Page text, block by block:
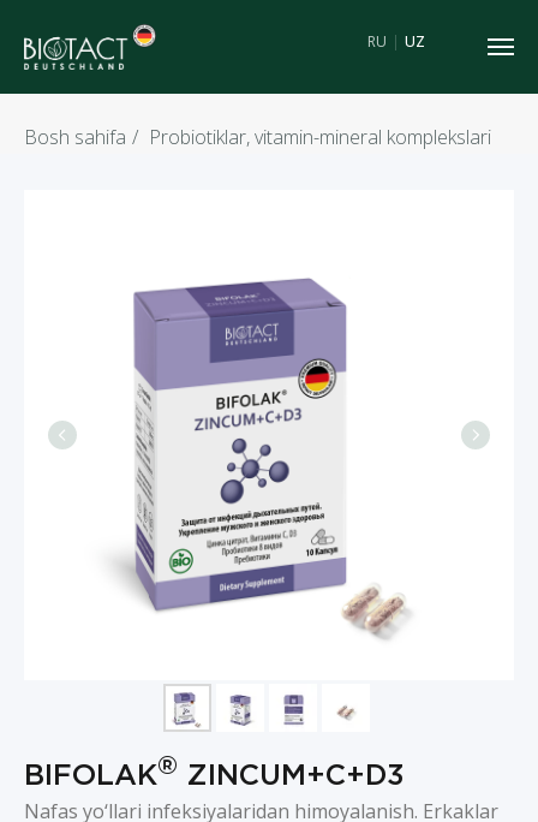
RU | UZ
Bosh sahifa / Probiotiklar, vitamin-mineral komplekslari
BIFOLAK® ZINCUM+C+D3
Nafas yo‘llari infeksiyalaridan himoyalanish. Erkaklar